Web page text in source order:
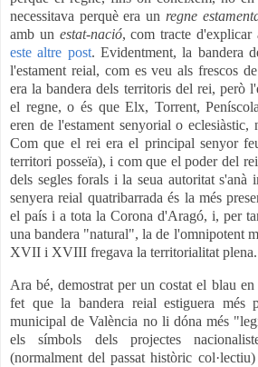
necessitava perquè era un regne
amb un estat-nació, com tracte d'explicar
este altre post. Evidentment, la bandera
l'estament reial, com es veu als frescos
era la bandera dels territoris del rei, però
el regne, o és que Elx, Torrent,
eren de l'estament senyorial o eclesiàstic,
Com que el rei era el principal senyor
territori posseïa), i com que el poder del
dels segles forals i la seua autoritat s'anà
senyera reial quatribarrada és la més
el país i a tota la Corona d'Aragó, i, per
una bandera "natural", la de l'omnipotent
XVII i XVIII fregava la territorialitat plena.
Ara bé, demostrat per un costat el blau
fet que la bandera reial estiguera més
municipal de València no li dóna més
els símbols dels projectes
(normalment del passat històric